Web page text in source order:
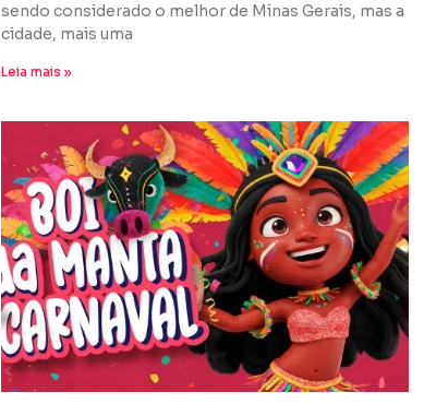
sendo considerado o melhor de Minas Gerais, mas a
cidade, mais uma
Leia mais »